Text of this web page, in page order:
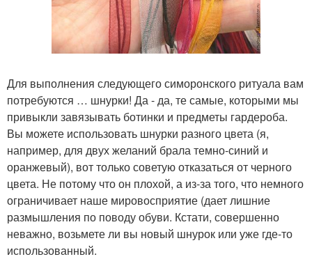
Для выполнения следующего симоронского ритуала вам
потребуются … шнурки! Да - да, те самые, которыми мы
привыкли завязывать ботинки и предметы гардероба.
Вы можете использовать шнурки разного цвета (я,
например, для двух желаний брала темно-синий и
оранжевый), вот только советую отказаться от черного
цвета. Не потому что он плохой, а из-за того, что немного
ограничивает наше мировосприятие (дает лишние
размышления по поводу обуви. Кстати, совершенно
неважно, возьмете ли вы новый шнурок или уже где-то
использованный.